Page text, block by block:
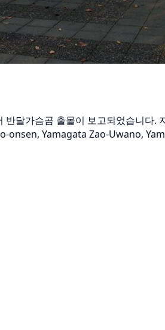
달가슴곰 출몰이 보고되었습니다
onsen, Yamagata Zao-Uwano,